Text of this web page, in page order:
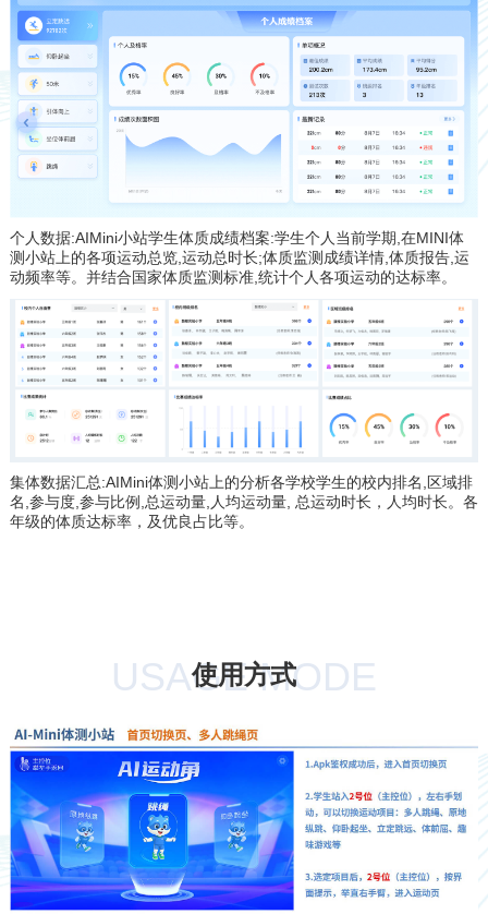
个人数据:AIMini小站学生体质成绩档案:学生个人当前学期,在MINI体
测小站上的各项运动总览,运动总时长;体质监测成绩详情,体质报告,运
动频率等。并结合国家体质监测标准,统计个人各项运动的达标率。
集体数据汇总:AIMini体测小站上的分析各学校学生的校内排名,区域排
名,参与度,参与比例,总运动量,人均运动量, 总运动时长，人均时长。各
年级的体质达标率，及优良占比等。
使用方式
USAGE MODE